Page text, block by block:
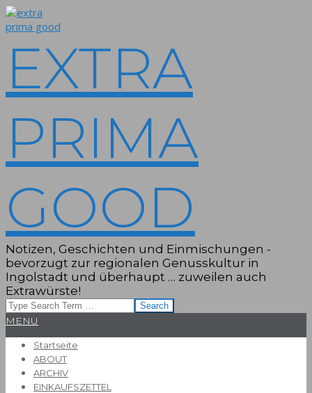
Skip
to
EXTRA
PRIMA
GOOD
Notizen, Geschichten und Einmischungen -
bevorzugt zur regionalen Genusskultur in
Ingolstadt und überhaupt … zuweilen auch
Extrawürste!
Search
Primary
Menu
MENU
Startseite
ABOUT
ARCHIV
EINKAUFSZETTEL